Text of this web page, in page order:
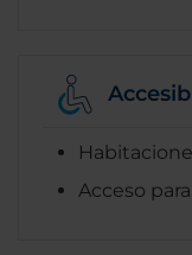
Acceso